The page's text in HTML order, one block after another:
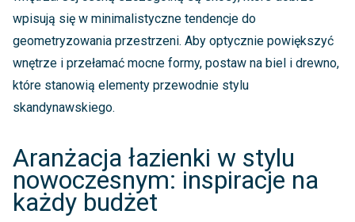
wpisują się w minimalistyczne tendencje do
geometryzowania przestrzeni. Aby optycznie powiększyć
wnętrze i przełamać mocne formy, postaw na biel i drewno,
które stanowią elementy przewodnie stylu
skandynawskiego.
Aranżacja łazienki w stylu
nowoczesnym: inspiracje na
każdy budżet